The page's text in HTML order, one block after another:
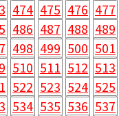
474 475 476 477
486 487 488 489
498 499 500 501
510 511 512 513
522 523 524 525
534 535 536 537